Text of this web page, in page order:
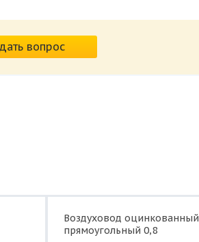
вопрос
Воздуховод оцинкованный
прямоугольный 0,8